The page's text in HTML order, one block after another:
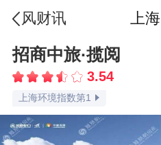
风财讯 上海
招商中旅·揽阅
3.54
上海交通指数第2
上海配套指数第1
上海环境指数第1
上海容积率指数第3
上海绿化率指数第3